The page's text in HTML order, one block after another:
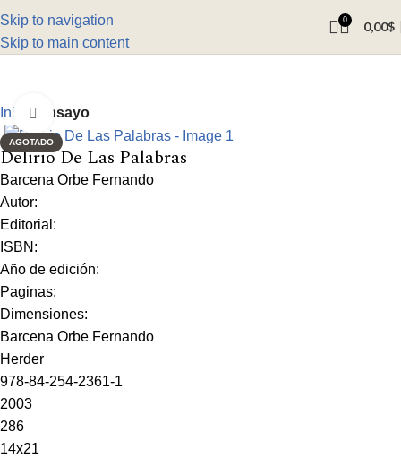
Skip to navigation
Skip to main content
0 0,00$
Inicio Ensayo
AGOTADO
Click to enlarge
Delirio De Las Palabras
Barcena Orbe Fernando
Autor:
Editorial:
ISBN:
Año de edición:
Paginas:
Dimensiones:
Barcena Orbe Fernando
Herder
978-84-254-2361-1
2003
286
14x21